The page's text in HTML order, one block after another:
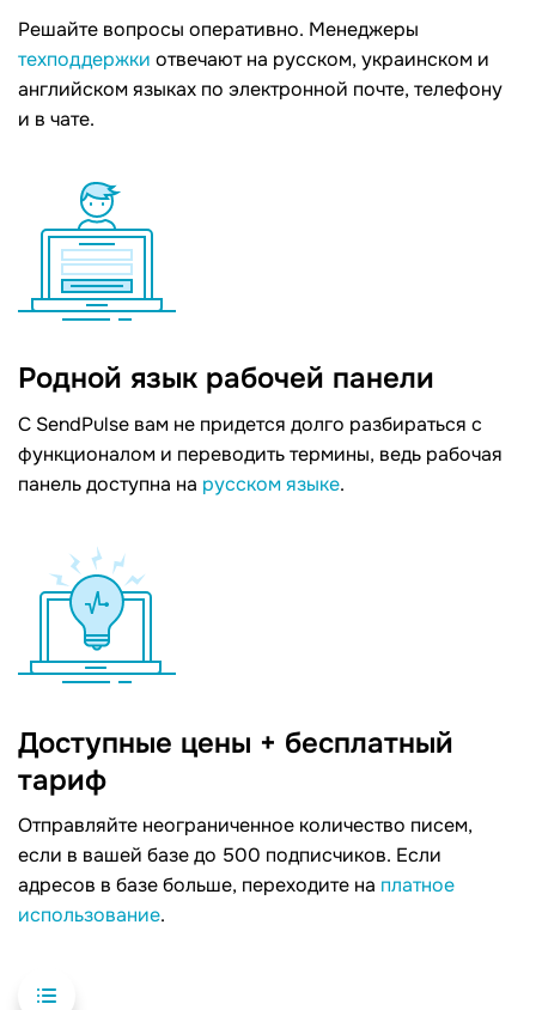
Решайте вопросы оперативно. Менеджеры
техподдержки отвечают на русском, украинском и
английском языках по электронной почте, телефону
и в чате.
Родной язык рабочей панели
С SendPulse вам не придется долго разбираться с
функционалом и переводить термины, ведь рабочая
панель доступна на русском языке.
Доступные цены + бесплатный
тариф
Отправляйте неограниченное количество писем,
если в вашей базе до 500 подписчиков. Если
адресов в базе больше, переходите на платное
использование.